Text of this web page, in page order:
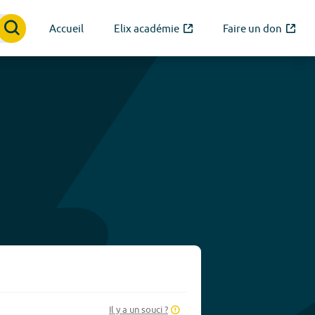
Accueil Elix académie Faire un don
Il y a un souci ?